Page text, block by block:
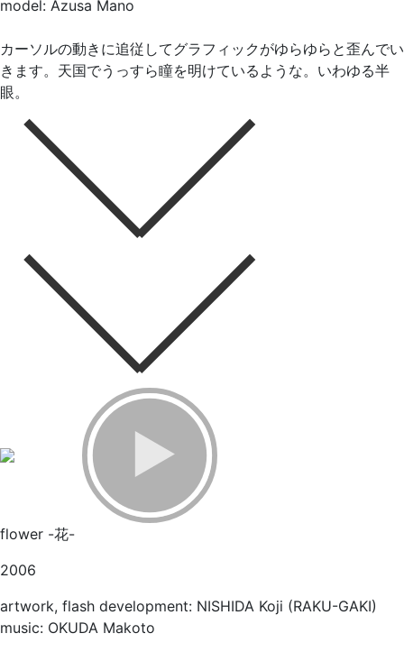
model: Azusa Mano
カーソルの動きに追従してグラフィックがゆらゆらと歪んでい
きます。天国でうっすら瞳を明けているような。いわゆる半
眼。
flower -花-
2006
artwork, flash development: NISHIDA Koji (RAKU-GAKI)
music: OKUDA Makoto